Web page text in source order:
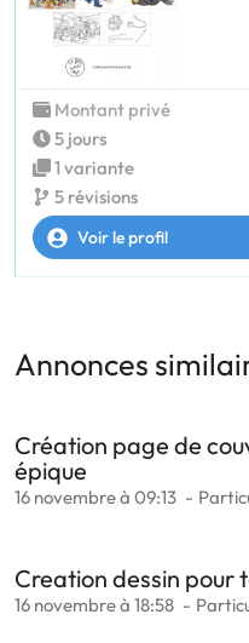
Montant privé
5 jours
1 variante
5 révisions
Voir le profil
Annonces
Création page de
épique
16 novembre à 09:13
Creation dessin pour
16 novembre à 18:58